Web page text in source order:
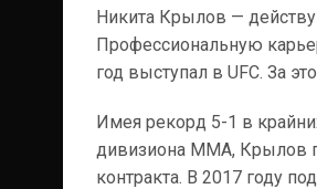
Никита Крылов —
Профессиональную
год выступал в UFC. За
Имея рекорд 5-1 в
дивизиона ММА, Крылов
контракта. В 2017 году